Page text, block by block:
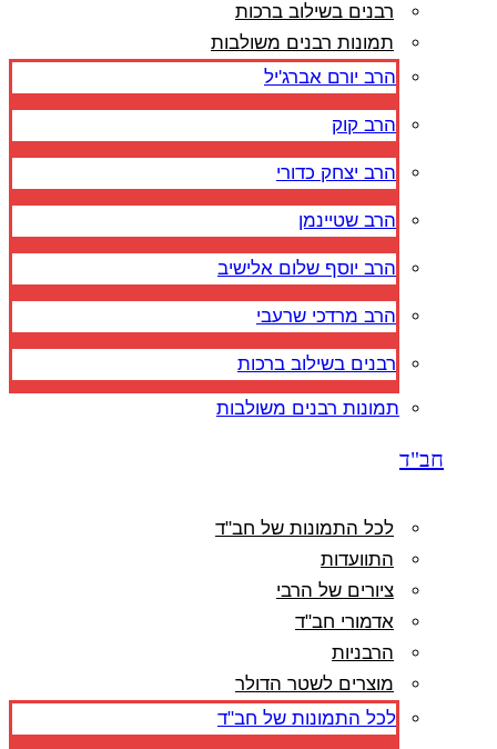
רבנים בשילוב ברכות
תמונות רבנים משולבות
הרב יורם אברג'יל
הרב קוק
הרב יצחק כדורי
הרב שטיינמן
הרב יוסף שלום אלישיב
הרב מרדכי שרעבי
רבנים בשילוב ברכות
תמונות רבנים משולבות
חב"ד
לכל התמונות של חב"ד
התוועדות
ציורים של הרבי
אדמורי חב"ד
הרבניות
מוצרים לשטר הדולר
לכל התמונות של חב"ד